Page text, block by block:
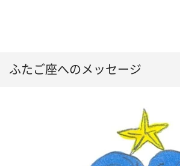
ふたご座へのメッセージ